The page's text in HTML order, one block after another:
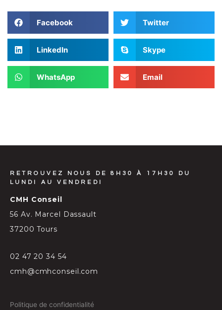
Facebook Twitter
LinkedIn Skype
WhatsApp Email
RETROUVEZ NOUS DE 8H30 À 17H30 DU
LUNDI AU VENDREDI
CMH Conseil
56 Av. Marcel Dassault
37200 Tours
02 47 20 34 54
cmh@cmhconseil.com
Politique de confidentialité